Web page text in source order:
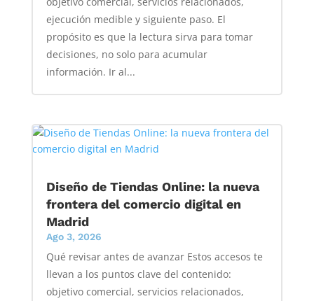
ejecución medible y siguiente paso. El
propósito es que la lectura sirva para tomar
decisiones, no solo para acumular
información. Ir al...
Diseño de Tiendas Online: la nueva
frontera del comercio digital en
Madrid
Ago 3, 2026
Qué revisar antes de avanzar Estos accesos te
llevan a los puntos clave del contenido:
objetivo comercial, servicios relacionados,